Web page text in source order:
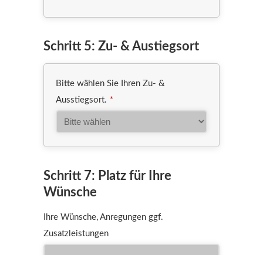
Schritt 5: Zu- & Austiegsort
Bitte wählen Sie Ihren Zu- &
Ausstiegsort. *
Schritt 7: Platz für Ihre
Wünsche
Ihre Wünsche, Anregungen ggf.
Zusatzleistungen